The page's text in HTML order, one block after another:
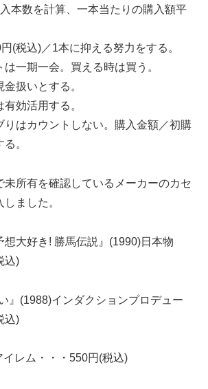
本数を計算、一本当たりの購入額平
(税込)／1本に抑える努力をする。
一期一会。買える時は買う。
扱いとする。
効活用する。
りはカウントしない。購入金額／初購
。
未所有を確認しているメーカーのカセ
ました。
想大好き! 勝馬伝説』(1990)日本物
込)
い』(1988)インダクションプロデュー
込)
イレム・・・550円(税込)